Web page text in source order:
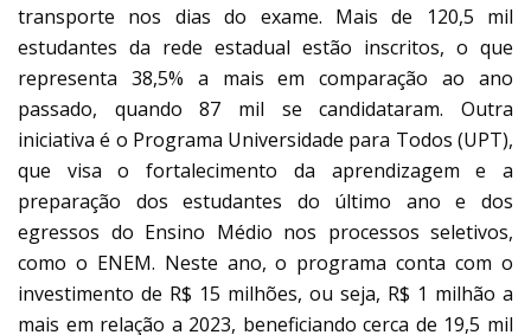
transporte nos dias do exame. Mais de 120,5 mil
estudantes da rede estadual estão inscritos, o que
representa 38,5% a mais em comparação ao ano
passado, quando 87 mil se candidataram. Outra
iniciativa é o Programa Universidade para Todos (UPT),
que visa o fortalecimento da aprendizagem e a
preparação dos estudantes do último ano e dos
egressos do Ensino Médio nos processos seletivos,
como o ENEM. Neste ano, o programa conta com o
investimento de R$ 15 milhões, ou seja, R$ 1 milhão a
mais em relação a 2023, beneficiando cerca de 19,5 mil